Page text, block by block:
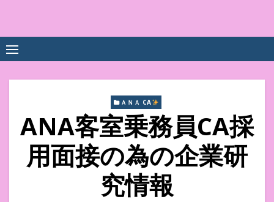
content
数UPｽｸｰﾙ
ＡＮＡ CA
ANA客室乗務員CA採
用面接の為の企業研
究情報